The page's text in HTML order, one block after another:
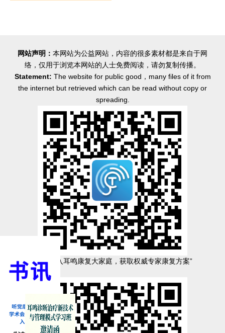
网站声明： 本网站为公益网站，内容的很多素材都是来自于网
络，仅用于浏览本网站的人士免费阅读，请勿复制传播。
Statement: The website for public good，many files of it from
the internet but retrieved which can be read without copy or
spreading.
“扫码加入耳鸣康复大家庭，获取权威专家康复方案”